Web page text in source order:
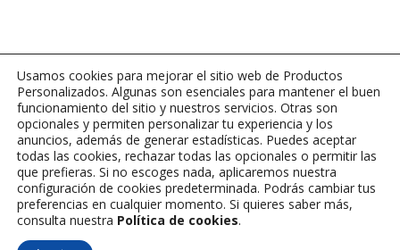
Usamos cookies para mejorar el sitio web de Productos
Personalizados. Algunas son esenciales para mantener el buen
funcionamiento del sitio y nuestros servicios. Otras son
opcionales y permiten personalizar tu experiencia y los
anuncios, además de generar estadísticas. Puedes aceptar
todas las cookies, rechazar todas las opcionales o permitir las
que prefieras. Si no escoges nada, aplicaremos nuestra
configuración de cookies predeterminada. Podrás cambiar tus
preferencias en cualquier momento. Si quieres saber más,
consulta nuestra Política de cookies.